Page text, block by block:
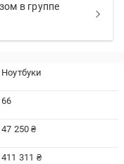
в группе
Ноутбуки
66
47 250 ₴
411 311 ₴